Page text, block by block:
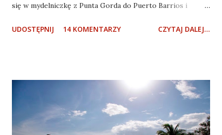
się w mydelniczkę z Punta Gorda do Puerto Barrios i
do Gwatemali drogi lądowej brak Gdy ktoś narzeka na
wcale nie musi być prosta, wcale nie musi mieć asfaltu i w
ogóle nic nie musi. Ale jak zacznę mówić "ej idźse pan
zobacz w Gwatemali jakie drogi majo" to zaraz będzie, że
burżuj, że nie wiadomo co, opiernicza się, kasy ma jak lodu i
UDOSTĘPNIJ 14 KOMENTARZY CZYTAJ DALEJ...